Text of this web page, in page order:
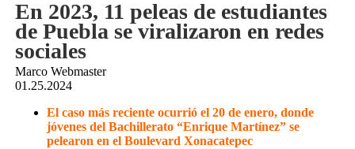
En 2023, 11 peleas de estudiantes
de Puebla se viralizaron en redes
sociales
Marco Webmaster
01.25.2024
El caso más reciente ocurrió el 20 de enero, donde
jóvenes del Bachillerato “Enrique Martínez” se
pelearon en el Boulevard Xonacatepec